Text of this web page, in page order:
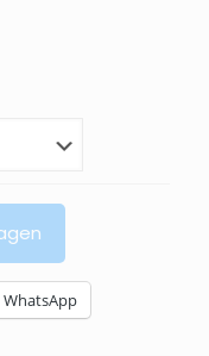
WhatsApp